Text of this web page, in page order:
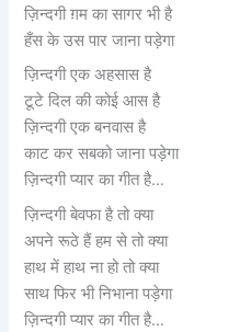
ज़िन्दगी ग़म का सागर भी है
हँस के उस पार जाना पड़ेगा
ज़िन्दगी एक अहसास है
टूटे दिल की कोई आस है
ज़िन्दगी एक बनवास है
काट कर सबको जाना पड़ेगा
ज़िन्दगी प्यार का गीत है…
ज़िन्दगी बेवफा है तो क्या
अपने रूठे हैं हम से तो क्या
हाथ में हाथ ना हो तो क्या
साथ फिर भी निभाना पड़ेगा
ज़िन्दगी प्यार का गीत है…